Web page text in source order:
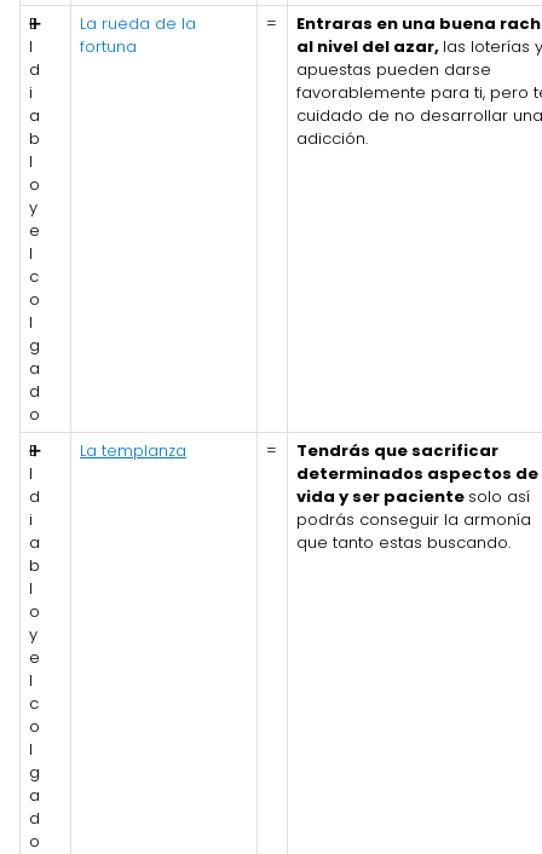
E
l
d
i
a
b
l
o
y
e
l
c
o
l
g
a
d
o
➕
La rueda de la
fortuna
=
Entraras en una buena
al nivel del azar, las loterías y
apuestas pueden darse
favorablemente para ti, pero
cuidado de no desarrollar una
adicción.
E
l
d
i
a
b
l
o
y
e
l
c
o
l
g
a
d
o
➕ La templanza =
Tendrás que sacrificar
determinados aspectos
vida y ser paciente solo así
podrás conseguir la armonía
que tanto estas buscando.